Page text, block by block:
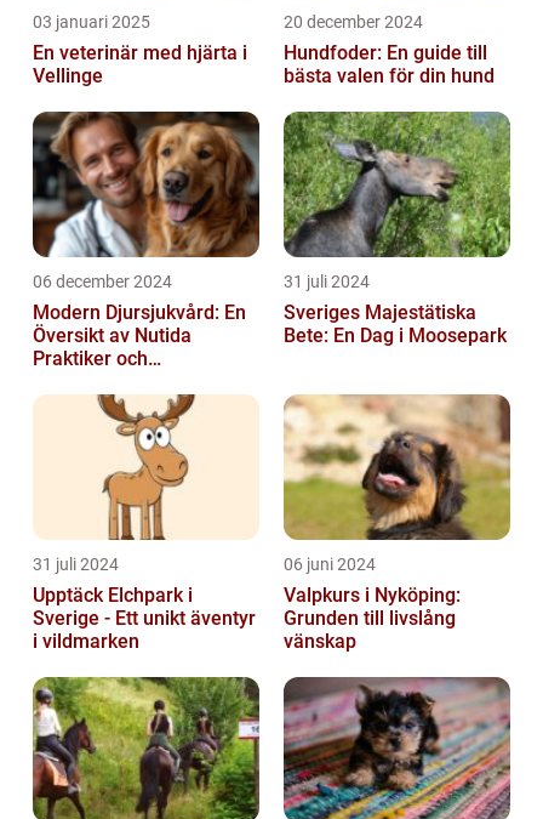
03 januari 2025
En veterinär med hjärta i
Vellinge
20 december 2024
Hundfoder: En guide till
bästa valen för din hund
06 december 2024
Modern Djursjukvård: En
Översikt av Nutida
Praktiker och
31 juli 2024
Sveriges Majestätiska
Bete: En Dag i Moosepark
31 juli 2024
Upptäck Elchpark i
Sverige - Ett unikt äventyr
i vildmarken
06 juni 2024
Valpkurs i Nyköping:
Grunden till livslång
vänskap